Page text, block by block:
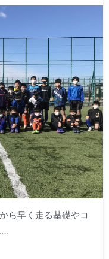
ら早く走る基礎やコ